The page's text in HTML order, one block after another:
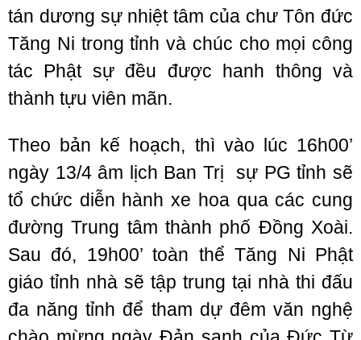
tán dương sự nhiệt tâm của chư Tôn đức
Tăng Ni trong tỉnh và chúc cho mọi công
tác Phật sự đều được hanh thông và
thành tựu viên mãn.
Theo bản kế hoạch, thì vào lúc 16h00’
ngày 13/4 âm lịch Ban Trị sự PG tỉnh sẽ
tổ chức diễn hành xe hoa qua các cung
đường Trung tâm thành phố Đồng Xoài.
Sau đó, 19h00’ toàn thể Tăng Ni Phật
giáo tỉnh nhà sẽ tập trung tại nhà thi đấu
đa năng tỉnh để tham dự đêm văn nghệ